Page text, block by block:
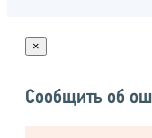
×
Сообщить об